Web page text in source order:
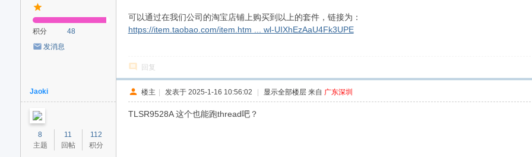
积分
48
发消息
可以通过在我们公司的淘宝店铺上购买到以上的套件，链接为：
https://item.taobao.com/item.htm ... wl-UIXhEzAaU4Fk3UPE
回复
Jaoki
8
主题
11
回帖
112
积分
楼主 | 发表于 2025-1-16 10:56:02 | 显示全部楼层 来自 广东深圳
TLSR9528A 这个也能跑thread吧？